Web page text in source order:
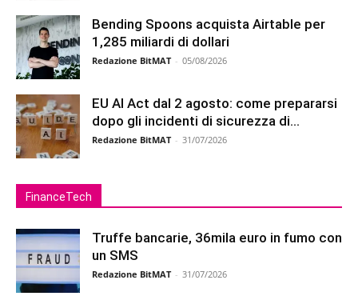
Bending Spoons acquista Airtable per
1,285 miliardi di dollari
Redazione BitMAT - 05/08/2026
EU AI Act dal 2 agosto: come prepararsi
dopo gli incidenti di sicurezza di...
Redazione BitMAT - 31/07/2026
FinanceTech
Truffe bancarie, 36mila euro in fumo con
un SMS
Redazione BitMAT - 31/07/2026